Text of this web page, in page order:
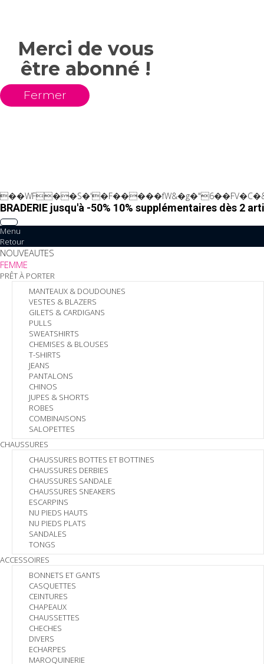
Merci de vous
être abonné !
Fermer
BRADERIE jusqu'à -50% 10% supplémentaires dès 2
Menu
Retour
NOUVEAUTES
FEMME
PRÊT À PORTER
MANTEAUX & DOUDOUNES
VESTES & BLAZERS
GILETS & CARDIGANS
PULLS
SWEATSHIRTS
CHEMISES & BLOUSES
T-SHIRTS
JEANS
PANTALONS
CHINOS
JUPES & SHORTS
ROBES
COMBINAISONS
SALOPETTES
CHAUSSURES
CHAUSSURES BOTTES ET BOTTINES
CHAUSSURES DERBIES
CHAUSSURES SANDALE
CHAUSSURES SNEAKERS
ESCARPINS
NU PIEDS HAUTS
NU PIEDS PLATS
SANDALES
TONGS
ACCESSOIRES
BONNETS ET GANTS
CASQUETTES
CEINTURES
CHAPEAUX
CHAUSSETTES
CHECHES
DIVERS
ECHARPES
MAROQUINERIE